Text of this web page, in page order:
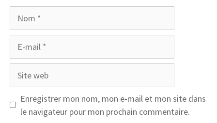
Site
Enregistrer mon nom, mon e-mail et mon site dans
le navigateur pour mon prochain commentaire.